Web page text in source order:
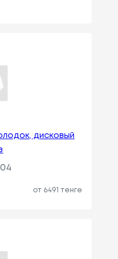
дисковый
от 6491 тенге